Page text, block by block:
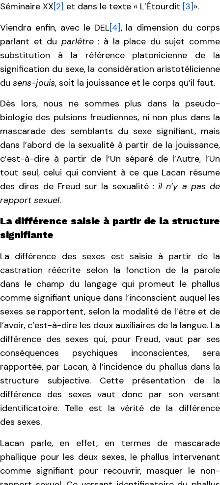
Séminaire XX[2] et dans le texte « L’Étourdit [3]».
Viendra enfin, avec le DEL[4], la dimension du corps
parlant et du parlêtre : à la place du sujet comme
substitution à la référence platonicienne de la
signification du sexe, la considération aristotélicienne
du sens-jouis, soit la jouissance et le corps qu’il faut.
Dès lors, nous ne sommes plus dans la pseudo-
biologie des pulsions freudiennes, ni non plus dans la
mascarade des semblants du sexe signifiant, mais
dans l’abord de la sexualité à partir de la jouissance,
c’est-à-dire à partir de l’Un séparé de l’Autre, l’Un
tout seul, celui qui convient à ce que Lacan résume
des dires de Freud sur la sexualité : il n’y a pas de
rapport sexuel.
La différence saisie à partir de la structure
signifiante
La différence des sexes est saisie à partir de la
castration réécrite selon la fonction de la parole
dans le champ du langage qui promeut le phallus
comme signifiant unique dans l’inconscient auquel les
sexes se rapportent, selon la modalité de l’être et de
l’avoir, c’est-à-dire les deux auxiliaires de la langue. La
différence des sexes qui, pour Freud, vaut par ses
conséquences psychiques inconscientes, sera
rapportée, par Lacan, à l’incidence du phallus dans la
structure subjective. Cette présentation de la
différence des sexes vaut donc par son versant
identificatoire. Telle est la vérité de la différence
des sexes.
Lacan parle, en effet, en termes de mascarade
phallique pour les deux sexes, le phallus intervenant
comme signifiant pour recouvrir, masquer le non-